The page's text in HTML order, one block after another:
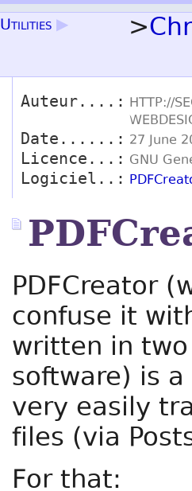
Utilities ▶ >
Auteur....: HTTP://
Date......: 27 June
Licence...: GNU
Logiciel..:
PDFCreator
confuse it
written in
software) is
very easily
files (via
For that: